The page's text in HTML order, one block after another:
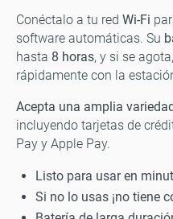
Conéctalo a tu red Wi-Fi
software automáticas. Su
hasta 8 horas, y si se
rápidamente con la
Acepta una amplia
incluyendo tarjetas de
Pay y Apple Pay.
Listo para usar en
Si no lo usas ¡no tiene